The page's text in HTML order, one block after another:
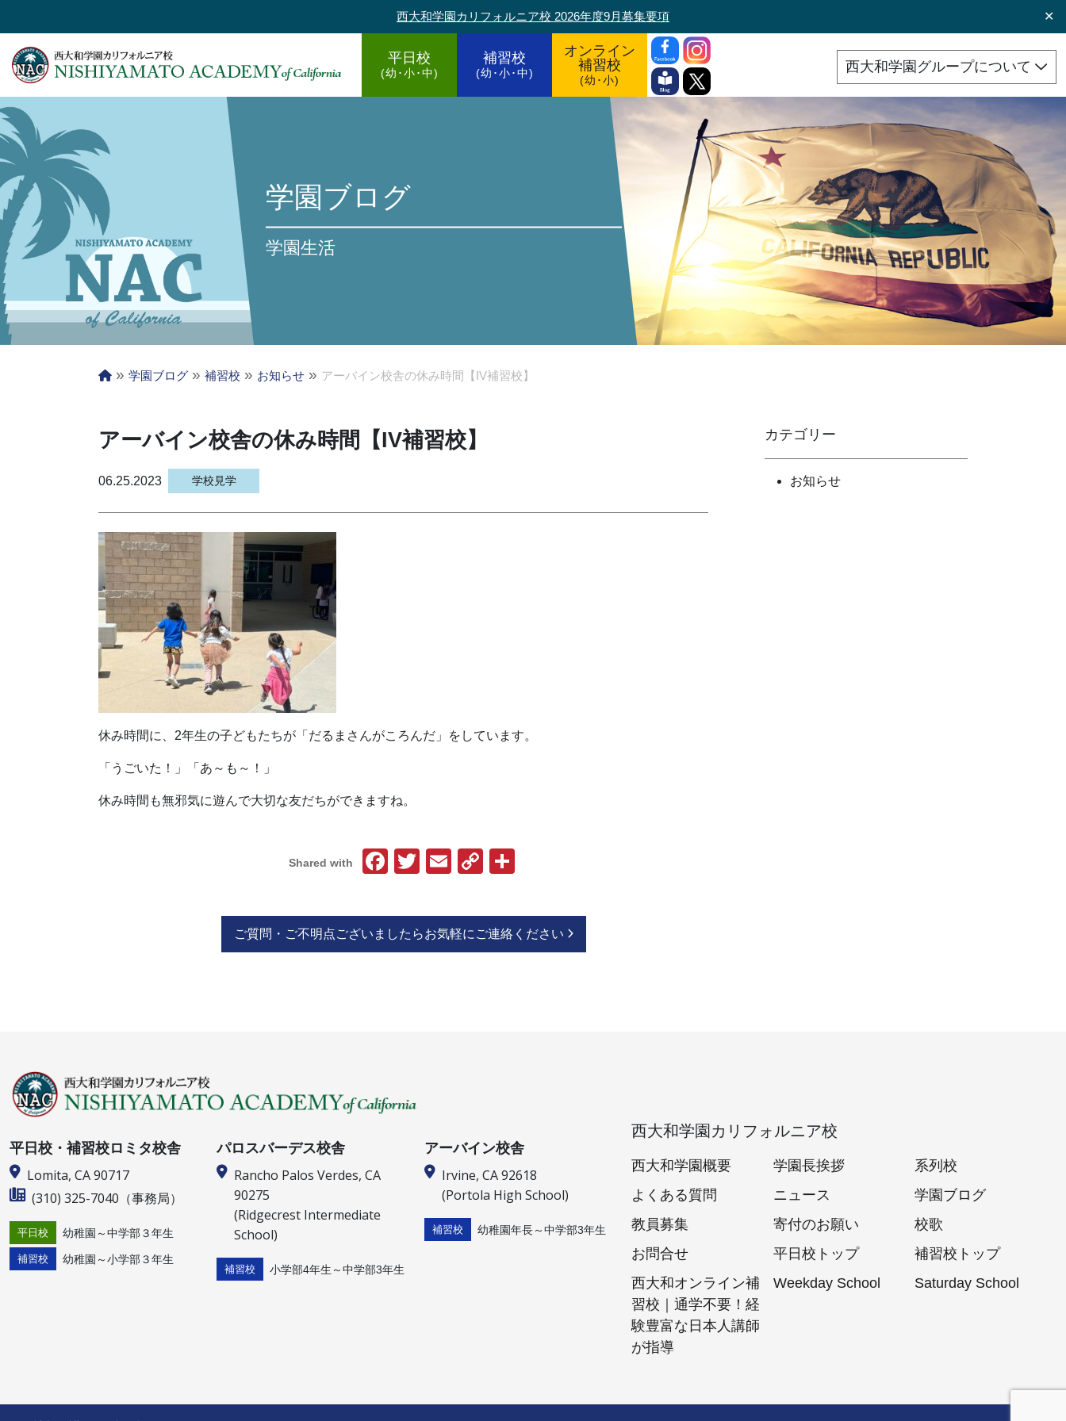
西大和学園カリフォルニア校 2026年度9月募集要項 ✕
平日校
(幼･小･中)
補習校
(幼･小･中)
オンライン
補習校
(幼･小)
西大和学園グループについて
学園ブログ
学園生活
» 学園ブログ » 補習校 » お知らせ » アーバイン校舎の休み時間【IV補習校】
アーバイン校舎の休み時間【IV補習校】
06.25.2023 学校見学
休み時間に、2年生の子どもたちが「だるまさんがころんだ」をしています。
「うごいた！」「あ～も～！」
休み時間も無邪気に遊んで大切な友だちができますね。
Shared with Facebook
Twitter
EmailCopy
ご質問・ご不明点ございましたらお気軽にご連絡ください
カテゴリー
お知らせ
平日校・補習校ロミタ校舎
Lomita, CA 90717
(310) 325-7040 （事務局）
平日校 幼稚園～中学部３年生
補習校 幼稚園～小学部３年生
パロスバーデス校舎
Rancho Palos Verdes, CA
90275
(Ridgecrest Intermediate
School)
補習校 小学部4年生～中学部3年生
アーバイン校舎
Irvine, CA 92618
(Portola High School)
補習校 幼稚園年長～中学部3年生
西大和学園カリフォルニア校
西大和学園概要 学園長挨拶
系列校
よくある質問
ニュース
学園ブログ
教員募集
寄付のお願い
校歌
お問合せ
平日校トップ
補習校トップ
西大和オンライン補
習校｜通学不要！経
験豊富な日本人講師
が指導
Weekday School Saturday School